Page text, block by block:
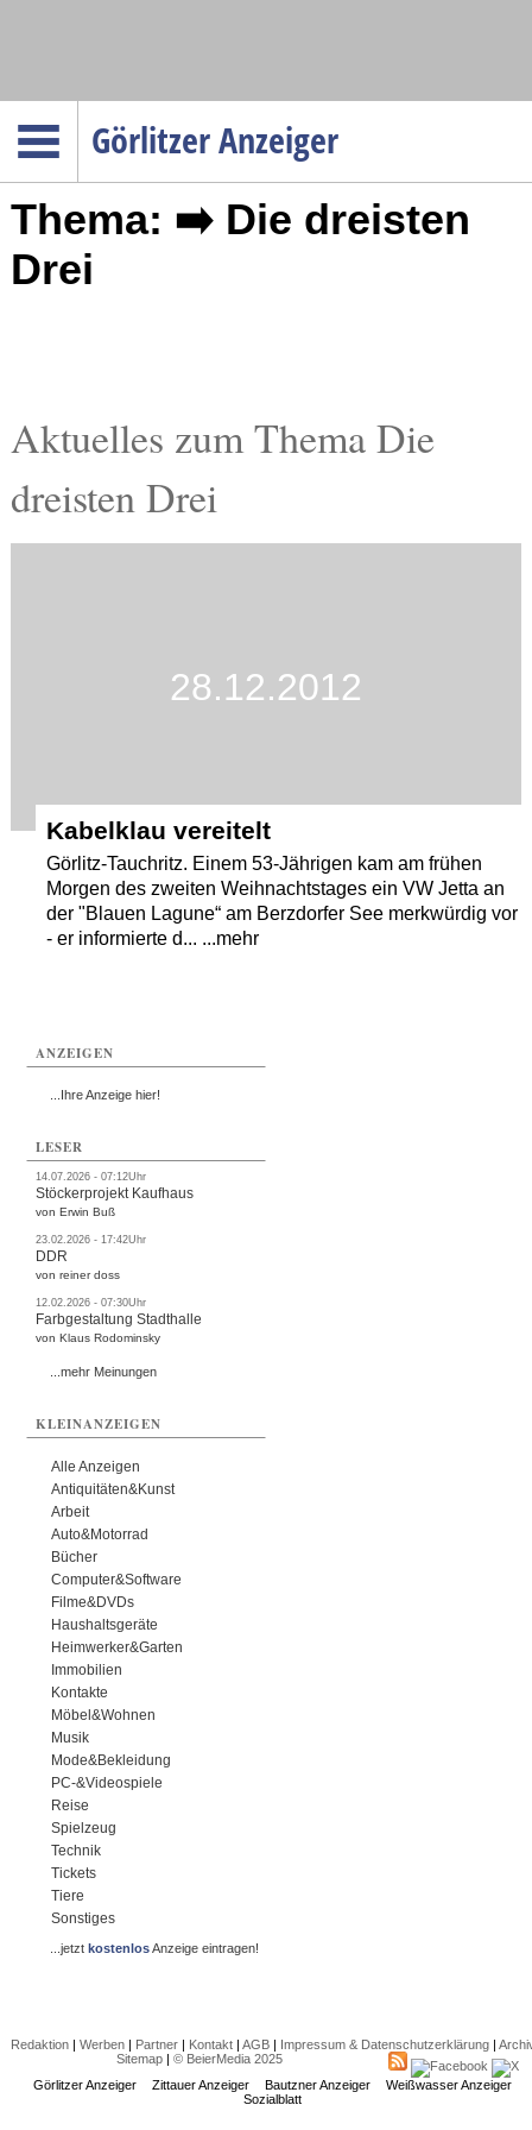
Görlitzer Anzeiger
Menüpunkte
Startseite
Gesellschaft
Gesundheit
Kultur
Thema: ➡️ Die dreisten
Drei
Aktuelles zum Thema Die
dreisten Drei
28.12.2012
Kabelklau vereitelt
Görlitz-Tauchritz. Einem 53-Jährigen kam am frühen
Morgen des zweiten Weihnachtstages ein VW Jetta an
der "Blauen Lagune“ am Berzdorfer See merkwürdig vor
- er informierte d... ...mehr
ANZEIGEN
...Ihre Anzeige hier!
LESER
14.07.2026 - 07:12Uhr
Stöckerprojekt Kaufhaus
von Erwin Buß
23.02.2026 - 17:42Uhr
DDR
von reiner doss
12.02.2026 - 07:30Uhr
Farbgestaltung Stadthalle
von Klaus Rodominsky
...mehr Meinungen
KLEINANZEIGEN
Alle Anzeigen
Antiquitäten&Kunst
Arbeit
Auto&Motorrad
Bücher
Computer&Software
Filme&DVDs
Haushaltsgeräte
Heimwerker&Garten
Immobilien
Kontakte
Möbel&Wohnen
Musik
Mode&Bekleidung
PC-&Videospiele
Reise
Spielzeug
Technik
Tickets
Tiere
Sonstiges
...jetztkostenlosAnzeige eintragen!
Redaktion| Werben| Partner| Kontakt| AGB| Impressum & Datenschutzerklärung|
Sitemap| © BeierMedia 2025
Görlitzer Anzeiger
Zittauer Anzeiger Bautzner Anzeiger
Weißwasser Anzeiger
Sozialblatt